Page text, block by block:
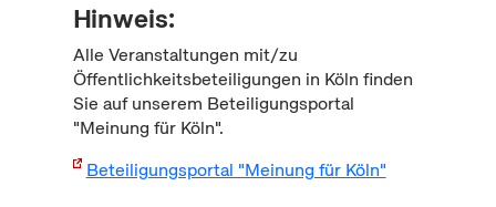
Hinweis:
Alle Veranstaltungen mit/zu
Öffentlichkeitsbeteiligungen in Köln finden
Sie auf unserem Beteiligungsportal
"Meinung für Köln".
Beteiligungsportal "Meinung für Köln"